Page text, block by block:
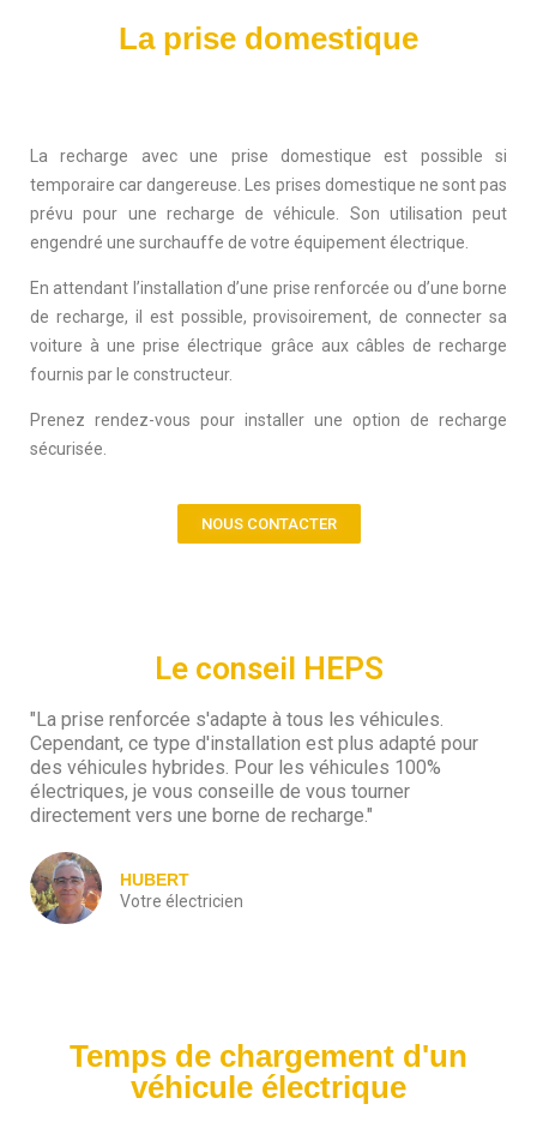
La prise domestique
La recharge avec une prise domestique est possible si
temporaire car dangereuse. Les prises domestique ne sont pas
prévu pour une recharge de véhicule. Son utilisation peut
engendré une surchauffe de votre équipement électrique.
En attendant l’installation d’une prise renforcée ou d’une borne
de recharge, il est possible, provisoirement, de connecter sa
voiture à une prise électrique grâce aux câbles de recharge
fournis par le constructeur.
Prenez rendez-vous pour installer une option de recharge
sécurisée.
NOUS CONTACTER
Le conseil HEPS
"La prise renforcée s'adapte à tous les véhicules.
Cependant, ce type d'installation est plus adapté pour
des véhicules hybrides. Pour les véhicules 100%
électriques, je vous conseille de vous tourner
directement vers une borne de recharge."
HUBERT
Votre électricien
Temps de chargement d'un
véhicule électrique